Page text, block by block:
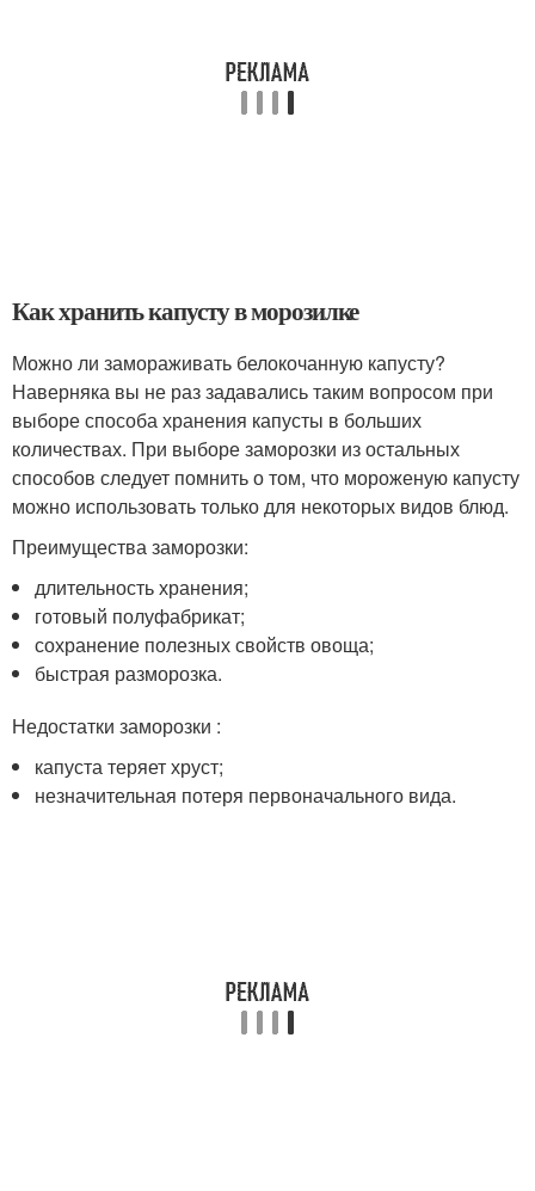
Как хранить капусту в морозилке
Можно ли замораживать белокочанную капусту?
Наверняка вы не раз задавались таким вопросом при
выборе способа хранения капусты в больших
количествах. При выборе заморозки из остальных
способов следует помнить о том, что мороженую капусту
можно использовать только для некоторых видов блюд.
Преимущества заморозки:
длительность хранения;
готовый полуфабрикат;
сохранение полезных свойств овоща;
быстрая разморозка.
Недостатки заморозки :
капуста теряет хруст;
незначительная потеря первоначального вида.